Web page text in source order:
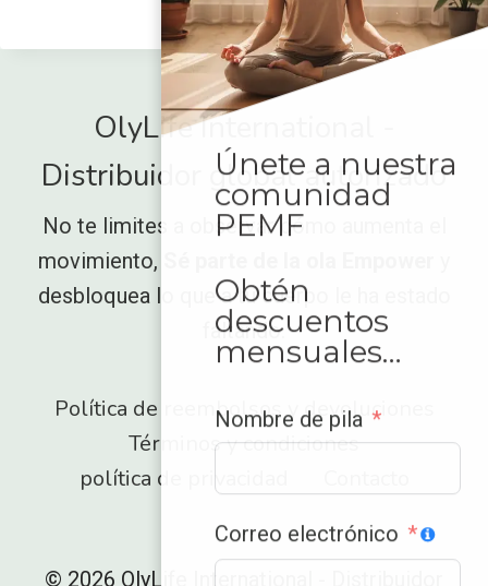
OlyLife International -
Distribuidor global autorizado
No te limites a observar cómo aumenta el
movimiento,
desbloquea lo que a tu cuerpo le ha estado
faltando.
Política de reembolsos y devoluciones
Términos y condiciones
política de privacidad
© 2026 OlyLife International - Distribuidor
Únete a nuestra
comunidad
PEMF
Obtén
descuentos
mensuales…
Nombre de pila
Correo electrónico